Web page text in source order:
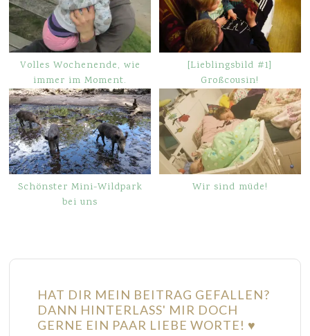
Volles Wochenende, wie
immer im Moment.
[Lieblingsbild #1]
Großcousin!
Schönster Mini-Wildpark
bei uns
Wir sind müde!
HAT DIR MEIN BEITRAG GEFALLEN?
DANN HINTERLASS' MIR DOCH
GERNE EIN PAAR LIEBE WORTE! ♥